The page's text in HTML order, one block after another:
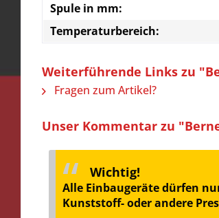
Spule in mm:
Temperaturbereich:
Weiterführende Links zu
Fragen zum Artikel?
Unser Kommentar zu
Wichtig!
Alle Einbaugeräte dürfen
Kunststoff- oder andere